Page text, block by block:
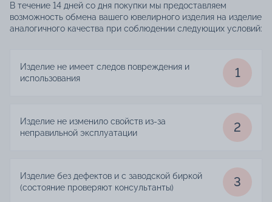
В течение 14 дней со дня покупки мы предоставляем
возможность обмена вашего ювелирного изделия на изделие
аналогичного качества при соблюдении следующих условий:
Изделие не имеет следов повреждения и
использования
1
Изделие не изменило свойств из-за
неправильной эксплуатации
2
Изделие без дефектов и с заводской биркой
(состояние проверяют консультанты)
3